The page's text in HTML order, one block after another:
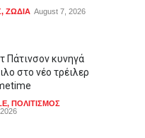
, ΖΩΔΙΑ August 7, 2026
Πάτινσον κυνηγά
στο νέο τρέιλερ
, ΠΟΛΙΤΙΣΜΟΣ